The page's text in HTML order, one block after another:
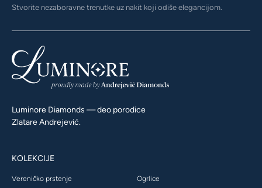
Stvorite nezaboravne trenutke uz nakit koji odiše elegancijom.
Luminore Diamonds — deo porodice
Zlatare Andrejević.
KOLEKCIJE
Vereničko prstenje Ogrlice